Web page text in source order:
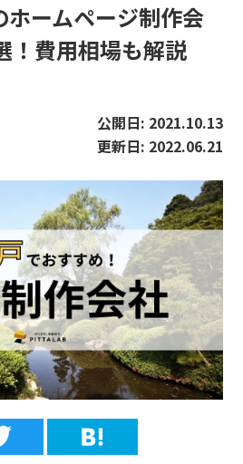
ームページ制作会
！費用相場も解説
公開日: 2021.10.13
更新日: 2022.06.21